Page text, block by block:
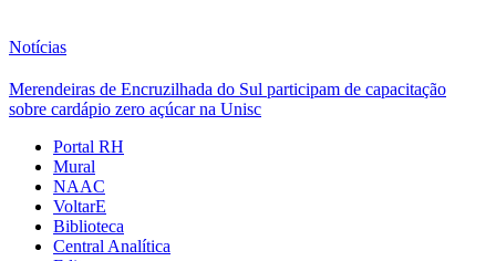
Notícias
Merendeiras de Encruzilhada do Sul participam de capacitação
sobre cardápio zero açúcar na Unisc
Portal RH
Mural
NAAC
VoltarE
Biblioteca
Central Analítica